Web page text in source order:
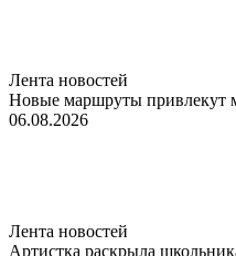
Лента новостей
Новые маршруты привлекут
06.08.2026
Лента новостей
Артистка раскрыла